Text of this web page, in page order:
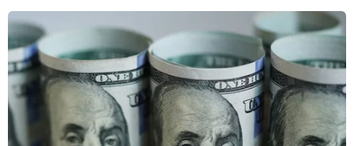
CƠ QUAN CHỦ QUẢN: THÔNG TẤN XÃ VIỆT NAM
Tổng Biên tập: TRẦN TIẾN DUẨN
Phó Tổng Biên tập: NGUYỄN THỊ TÁM, KHÚC THANH